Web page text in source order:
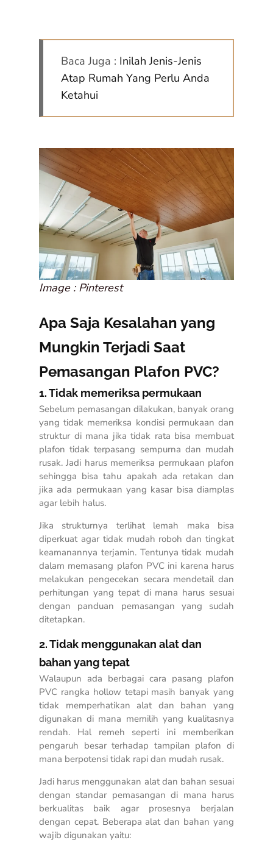
Baca Juga : Inilah Jenis-Jenis
Atap Rumah Yang Perlu Anda
Ketahui
Image : Pinterest
Apa Saja Kesalahan yang
Mungkin Terjadi Saat
Pemasangan Plafon PVC?
1. Tidak memeriksa permukaan
Sebelum pemasangan dilakukan, banyak orang
yang tidak memeriksa kondisi permukaan dan
struktur di mana jika tidak rata bisa membuat
plafon tidak terpasang sempurna dan mudah
rusak. Jadi harus memeriksa permukaan plafon
sehingga bisa tahu apakah ada retakan dan
jika ada permukaan yang kasar bisa diamplas
agar lebih halus.
Jika strukturnya terlihat lemah maka bisa
diperkuat agar tidak mudah roboh dan tingkat
keamanannya terjamin. Tentunya tidak mudah
dalam memasang plafon PVC ini karena harus
melakukan pengecekan secara mendetail dan
perhitungan yang tepat di mana harus sesuai
dengan panduan pemasangan yang sudah
ditetapkan.
2. Tidak menggunakan alat dan
bahan yang tepat
Walaupun ada berbagai cara pasang plafon
PVC rangka hollow tetapi masih banyak yang
tidak memperhatikan alat dan bahan yang
digunakan di mana memilih yang kualitasnya
rendah. Hal remeh seperti ini memberikan
pengaruh besar terhadap tampilan plafon di
mana berpotensi tidak rapi dan mudah rusak.
Jadi harus menggunakan alat dan bahan sesuai
dengan standar pemasangan di mana harus
berkualitas baik agar prosesnya berjalan
dengan cepat. Beberapa alat dan bahan yang
wajib digunakan yaitu: